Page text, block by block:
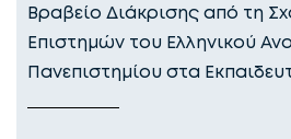
Βραβείο Διάκρισης από τη
Επιστημών του Ελληνικού
Πανεπιστημίου στα